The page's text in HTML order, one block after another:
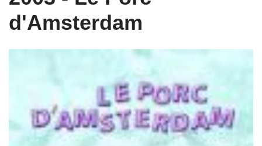
d'Amsterdam